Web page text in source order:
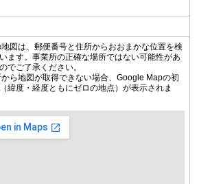
図は、郵便番号と住所からおおまかな位置を検
ます。事業所の正確な場所ではない可能性があ
でご了承ください。
ら地図が取得できない場合、Google Mapの初
緯度・経度ともにゼロの地点）が表示されま